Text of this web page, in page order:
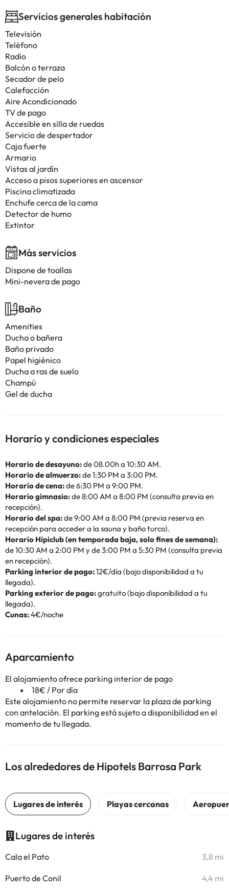
Servicios generales habitación
Televisión
Teléfono
Radio
Balcón o terraza
Secador de pelo
Calefacción
Aire Acondicionado
TV de pago
Accesible en silla de ruedas
Servicio de despertador
Caja fuerte
Armario
Vistas al jardín
Acceso a pisos superiores en ascensor
Piscina climatizada
Enchufe cerca de la cama
Detector de humo
Extintor
Más servicios
Dispone de toallas
Mini-nevera de pago
Baño
Amenities
Ducha o bañera
Baño privado
Papel higiénico
Ducha a ras de suelo
Champú
Gel de ducha
Horario y condiciones especiales
Horario de desayuno:de 08.00h a 10:30 AM.
Horario de almuerzo:de 1:30 PM a 3:00 PM.
Horario de cena:de 6:30 PM a 9:00 PM.
Horario gimnasio:de 8:00 AM a 8:00 PM (consulta previa en
recepción).
Horario del spa:de 9:00 AM a 8:00 PM (previa reserva en
recepción para acceder a la sauna y baño turco).
Horario Hipiclub (en temporada baja, solo fines de semana):
de 10:30 AM a 2:00 PM y de 3:00 PM a 5:30 PM (consulta previa
en recepción).
Parking interior de pago:12€/día (bajo disponibilidad a tu
llegada).
Parking exterior de pago:gratuito (bajo disponibilidad a tu
llegada).
Cunas:4€/noche
Aparcamiento
El alojamiento ofrece parking interior de pago
18€ / Por día
Este alojamiento no permite reservar la plaza de parking
con antelación. El parking está sujeto a disponibilidad en el
momento de tu llegada.
Los alrededores de Hipotels Barrosa Park
Lugares de interés
Cala el Pato 3,8 mi
Puerto de Conil 4,4 mi